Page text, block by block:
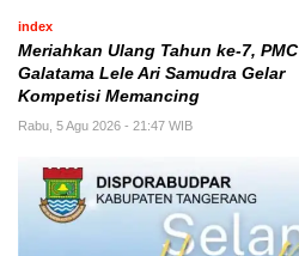
index
Meriahkan Ulang Tahun ke-7, PMC
Galatama Lele Ari Samudra Gelar
Kompetisi Memancing
Rabu, 5 Agu 2026 - 21:47 WIB